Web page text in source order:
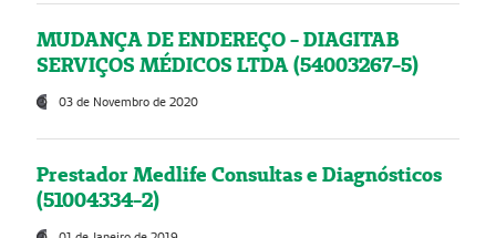
MUDANÇA DE ENDEREÇO - DIAGITAB
SERVIÇOS MÉDICOS LTDA (54003267-5)
03 de Novembro de 2020
Prestador Medlife Consultas e Diagnósticos
(51004334-2)